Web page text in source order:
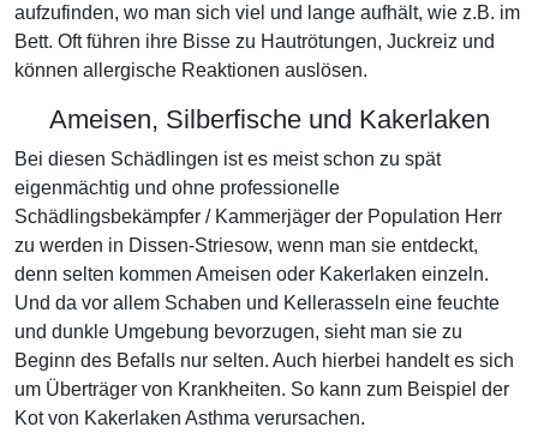
aufzufinden, wo man sich viel und lange aufhält, wie z.B. im
Bett. Oft führen ihre Bisse zu Hautrötungen, Juckreiz und
können allergische Reaktionen auslösen.
Ameisen, Silberfische und Kakerlaken
Bei diesen Schädlingen ist es meist schon zu spät
eigenmächtig und ohne professionelle
Schädlingsbekämpfer / Kammerjäger der Population Herr
zu werden in Dissen-Striesow, wenn man sie entdeckt,
denn selten kommen Ameisen oder Kakerlaken einzeln.
Und da vor allem Schaben und Kellerasseln eine feuchte
und dunkle Umgebung bevorzugen, sieht man sie zu
Beginn des Befalls nur selten. Auch hierbei handelt es sich
um Überträger von Krankheiten. So kann zum Beispiel der
Kot von Kakerlaken Asthma verursachen.